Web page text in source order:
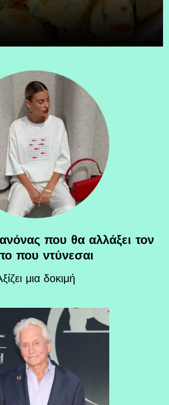
που θα αλλάξει τον
που ντύνεσαι
μια δοκιμή